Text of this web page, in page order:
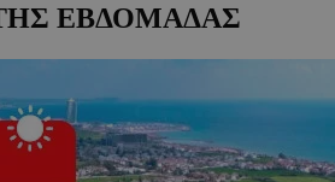
ΕΒΔΟΜΑΔΑΣ